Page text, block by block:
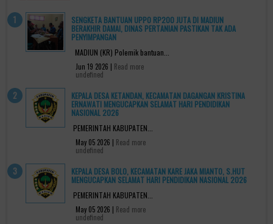
SENGKETA BANTUAN UPPO RP200 JUTA DI MADIUN
BERAKHIR DAMAI, DINAS PERTANIAN PASTIKAN TAK ADA
PENYIMPANGAN
MADIUN (KR) Polemik bantuan...
Jun 19 2026 | Read more
undefined
KEPALA DESA KETANDAN, KECAMATAN DAGANGAN KRISTINA
ERNAWATI MENGUCAPKAN SELAMAT HARI PENDIDIKAN
NASIONAL 2026
PEMERINTAH KABUPATEN...
May 05 2026 | Read more
undefined
KEPALA DESA BOLO, KECAMATAN KARE JAKA MIANTO, S.HUT
MENGUCAPKAN SELAMAT HARI PENDIDIKAN NASIONAL 2026
PEMERINTAH KABUPATEN...
May 05 2026 | Read more
undefined